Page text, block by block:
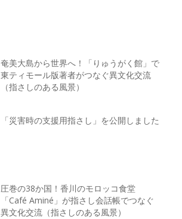
奄美大島から世界へ！「りゅうがく館」で
東ティモール版著者がつなぐ異文化交流
（指さしのある風景）
「災害時の支援用指さし」を公開しました
圧巻の38か国！香川のモロッコ食堂
「Café Aminé」が指さし会話帳でつなぐ
異文化交流（指さしのある風景）